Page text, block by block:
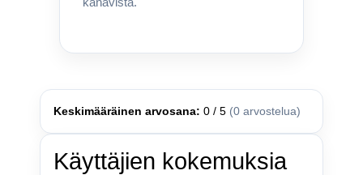
Keskimääräinen arvosana: 0 / 5 (0 arvostelua)
Käyttäjien kokemuksia